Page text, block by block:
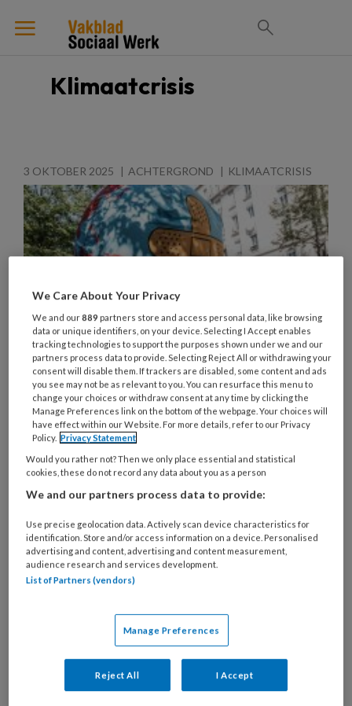
Klimaatcrisis
3 OKTOBER 2025 ACHTERGROND KLIMAATCRISIS
Ecosociaal werk Sociaal werk op
de klimaatbarricaden?
Wat betekent klimaatverandering voor het sociaal
werk? De Raad voor Volksgezondheid en
klimaatverandering voor onze samenleving. Ard
Sprinkhuizen, senior onderzoeker aan
Hogeschool Utrecht en klimaatactivist bij
onderzoeker en beleidsadviseur bij de BPSW,
gaan er met elkaar over in gesprek.
We Care About Your Privacy
We and our889 partners store and access personal data, like browsing
data or unique identifiers, on your device. Selecting I Accept enables
tracking technologies to support the purposes shown under we and our
partners process data to provide. Selecting Reject All or withdrawing your
consent will disable them. If trackers are disabled, some content and ads
you see may not be as relevant to you. You can resurface this menu to
change your choices or withdraw consent at any time by clicking the
Manage Preferences link on the bottom of the webpage. Your choices will
have effect within our Website. For more details, refer to our Privacy
Policy. Privacy Statement
Would you rather not? Then we only place essential and statistical
cookies, these do not record any data about you as a person
We and our partners process data to provide:
Use precise geolocation data. Actively scan device characteristics for
identification. Store and/or access information on a device. Personalised
advertising and content, advertising and content measurement,
audience research and services development.
List of Partners (vendors)
Manage Preferences
Reject All I Accept